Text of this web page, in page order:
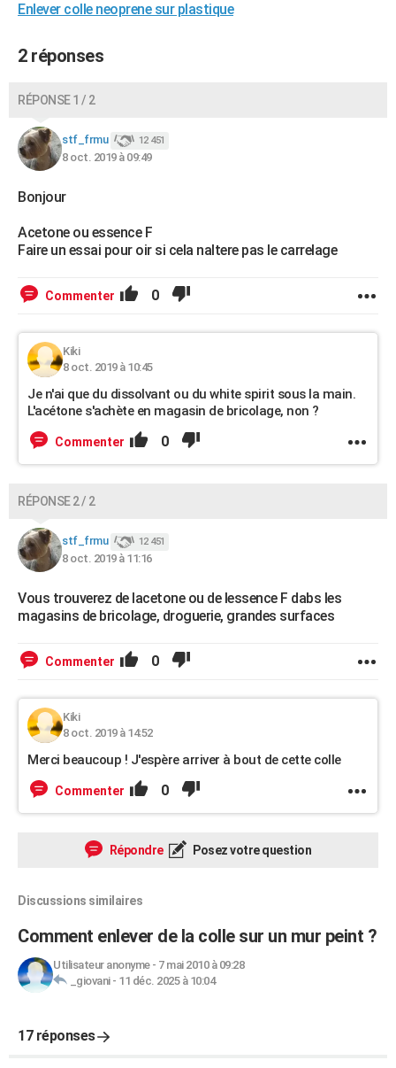
Carte de Noël
Carte Bonne année
Carte Saint-Valentin
Carte Pâques
Carte d'anniversaire
DICTIONNAIRE
Dictionnaire
Biographies
Citations
Expressions
Proverbes
PROGRAMME TV
COPAINS D'AVANT
AVIS DE DÉCÈS
FORUM
Bricolage
Lifestyle
Culture
Sport
Auto
Television
Voyage
Cinema
Enlever colle neoprene sur plastique
2 réponses
RÉPONSE 1 / 2
stf_frmu 12 451
8 oct. 2019 à 09:49
Bonjour
Acetone ou essence F
Faire un essai pour oir si cela naltere pas le carrelage
Commenter 0
Kiki
8 oct. 2019 à 10:45
Je n'ai que du dissolvant ou du white spirit sous la main.
L'acétone s'achète en magasin de bricolage, non ?
Commenter 0
RÉPONSE 2 / 2
stf_frmu 12 451
8 oct. 2019 à 11:16
Vous trouverez de lacetone ou de lessence F dabs les
magasins de bricolage, droguerie, grandes surfaces
Commenter 0
Kiki
8 oct. 2019 à 14:52
Merci beaucoup ! J'espère arriver à bout de cette colle
Commenter 0
Répondre Posez votre question
Discussions similaires
Comment enlever de la colle sur un mur peint ?
Utilisateur anonyme- 7 mai 2010 à 09:28
_giovani- 11 déc. 2025 à 10:04
17 réponses